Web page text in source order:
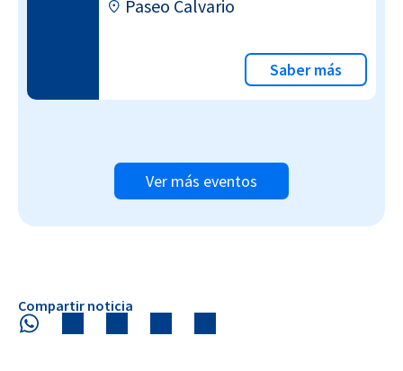
Paseo Calvario
Saber más
Ver más eventos
Compartir noticia